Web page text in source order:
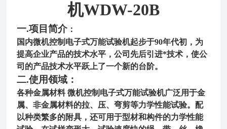
机WDW-20B
一.项目简介 ：
国内微机控制电子式万能试验机起步于90年代初，为
提高企业产品的技术水平，公司先后引进*技术，使公
司的产品技术水平跃上了一个新的台阶。
二.使用领域：
各种金属材料 微机控制电子式万能试验机广泛用于金
属、非金属材料的拉、压、弯剪等力学性能试验。配
以种类繁多的附具，还可用于型材和构件的力学性能